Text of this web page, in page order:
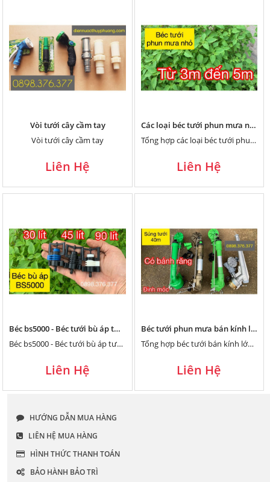
Vòi tưới cây cầm tay
Vòi tưới cây cầm tay
Liên Hệ
Các loại béc tưới phun mưa nhỏ cho vườn rau - bán kính 3 đến 5 mét
Tổng hợp các loại béc tưới phun mưa bán kính nhỏ từ 3 đến 5m chuyên tưới rau, vườn cây nhỏ
Liên Hệ
Béc bs5000 - Béc tưới bù áp tưới đồi dốc cho cây sầu riêng
Béc bs5000 - Béc tưới bù áp tưới đồi dốc cho cây sầu riêng
Liên Hệ
Béc tưới phun mưa bán kính lớn 40m có bánh răng và đinh móc
Tổng hợp béc tưới bán kính lớn 40m, chuyên tưới chè, cà phê dâu bắp, có xé tia bằng bánh răng và đinh móc thông dụng nhất thị trường hiện nay như SKY 41, S45, DuCaR Green 70, DuCaR JET35
Liên Hệ
HƯỚNG DẪN MUA HÀNG
LIÊN HỆ MUA HÀNG
HÌNH THỨC THANH TOÁN
BẢO HÀNH BẢO TRÌ